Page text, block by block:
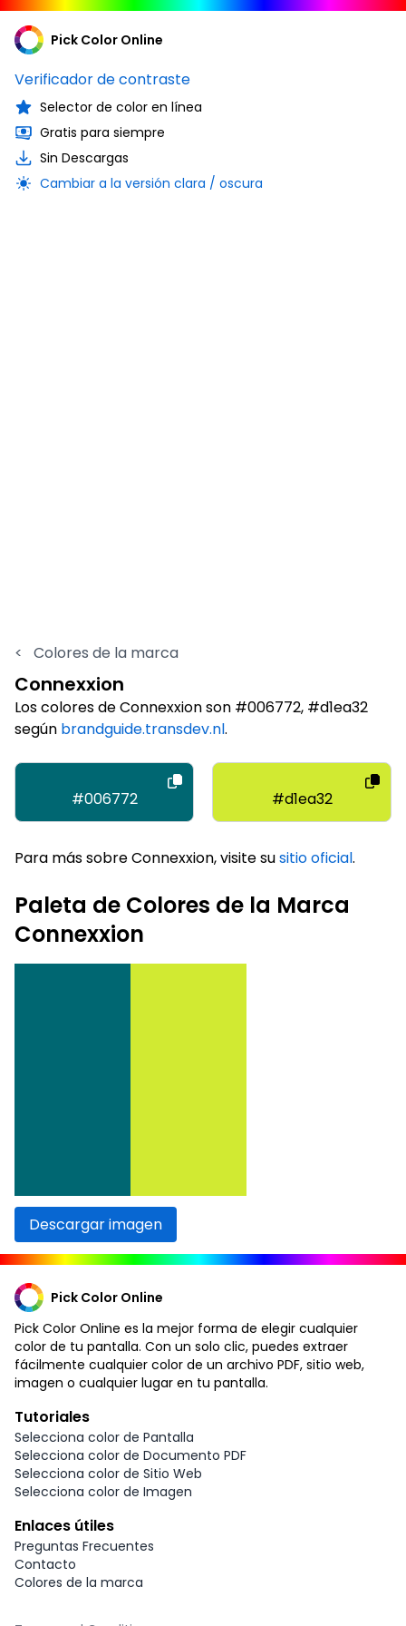
Pick Color Online
Verificador de contraste
Selector de color en línea
Gratis para siempre
Sin Descargas
Cambiar a la versión clara / oscura
< Colores de la marca
Connexxion
Los colores de Connexxion son #006772, #d1ea32
según brandguide.transdev.nl.
#006772 #d1ea32
Para más sobre Connexxion, visite susitio oficial.
Paleta de Colores de la Marca
Connexxion
Descargar imagen
Pick Color Online
Pick Color Online es la mejor forma de elegir cualquier
color de tu pantalla. Con un solo clic, puedes extraer
fácilmente cualquier color de un archivo PDF, sitio web,
imagen o cualquier lugar en tu pantalla.
Tutoriales
Selecciona color de Pantalla
Selecciona color de Documento PDF
Selecciona color de Sitio Web
Selecciona color de Imagen
Enlaces útiles
Preguntas Frecuentes
Contacto
Colores de la marca